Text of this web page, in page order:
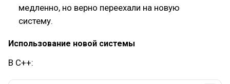
медленно, но верно переехали на новую
систему.
Использование новой системы
В C++: